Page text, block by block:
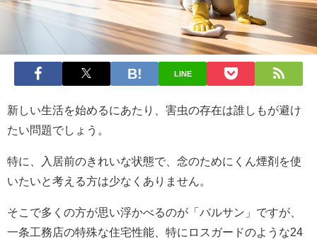
LINE
新しい生活を始めるにあたり、害虫の存在は誰しもが避け
たい問題でしょう。
特に、入居前のきれいな状態で、念のためにくん煙剤を使
いたいと考える方は少なくありません。
そこで多くの方が思い浮かべるのが「バルサン」ですが、
一条工務店の特殊な住宅性能、特にロスガードのような24